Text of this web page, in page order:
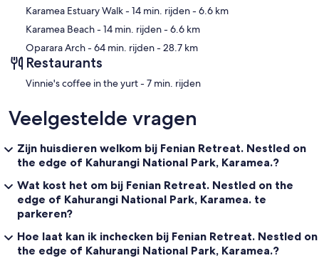
Karamea Estuary Walk- 14 min. rijden- 6.6 km
Karamea Beach- 14 min. rijden- 6.6 km
Oparara Arch- 64 min. rijden- 28.7 km
Restaurants
‪Vinnie's coffee in the yurt - ‬7 min. rijden
Veelgestelde vragen
Zijn huisdieren welkom bij Fenian Retreat. Nestled on
the edge of Kahurangi National Park, Karamea.?
Wat kost het om bij Fenian Retreat. Nestled on the
edge of Kahurangi National Park, Karamea. te
parkeren?
Hoe laat kan ik inchecken bij Fenian Retreat. Nestled on
the edge of Kahurangi National Park, Karamea.?